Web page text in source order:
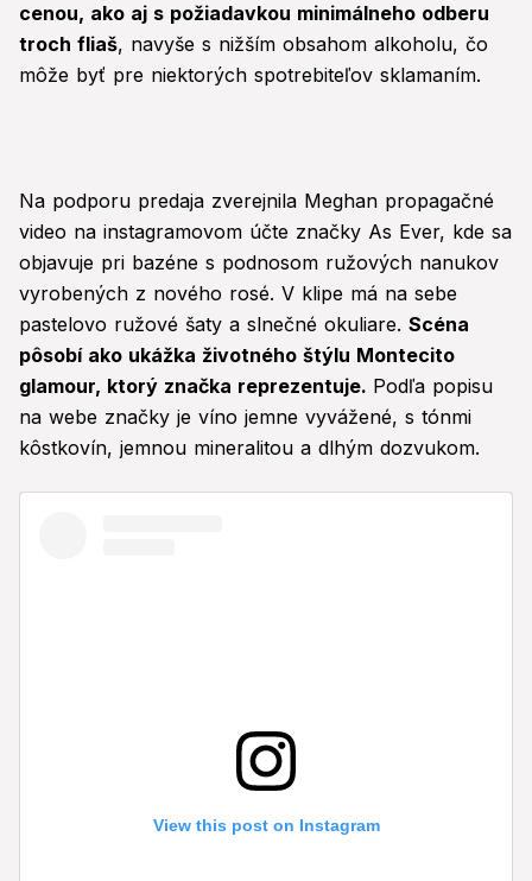
cenou, ako aj s požiadavkou minimálneho odberu
troch fliaš, navyše s nižším obsahom alkoholu, čo
môže byť pre niektorých spotrebiteľov sklamaním.
Na podporu predaja zverejnila Meghan propagačné
video na instagramovom účte značky As Ever, kde sa
objavuje pri bazéne s podnosom ružových nanukov
vyrobených z nového rosé. V klipe má na sebe
pastelovo ružové šaty a slnečné okuliare. Scéna
pôsobí ako ukážka životného štýlu Montecito
glamour, ktorý značka reprezentuje. Podľa popisu
na webe značky je víno jemne vyvážené, s tónmi
kôstkovín, jemnou mineralitou a dlhým dozvukom.